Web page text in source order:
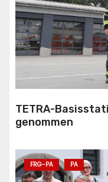
TETRA-
genommen
FRG-PA PA